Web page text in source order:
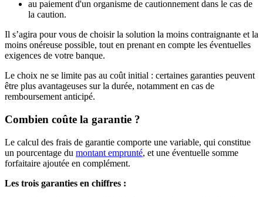
au paiement d'un organisme de cautionnement dans le cas de
la caution.
Il s’agira pour vous de choisir la solution la moins contraignante et la
moins onéreuse possible, tout en prenant en compte les éventuelles
exigences de votre banque.
Le choix ne se limite pas au coût initial : certaines garanties peuvent
être plus avantageuses sur la durée, notamment en cas de
remboursement anticipé.
Combien coûte la garantie ?
Le calcul des frais de garantie comporte une variable, qui constitue
un pourcentage du montant emprunté, et une éventuelle somme
forfaitaire ajoutée en complément.
Les trois garanties en chiffres :